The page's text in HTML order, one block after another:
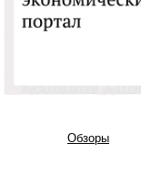
Обзоры